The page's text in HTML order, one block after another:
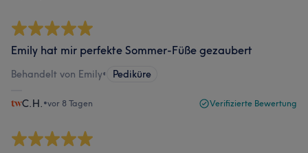
Emily hat mir perfekte Sommer-Füße gezaubert
Behandelt von Emily• Pediküre
C.H. •vor 8 Tagen Verifizierte Bewertung